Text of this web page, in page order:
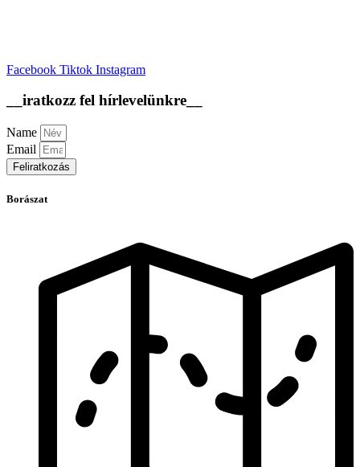
Facebook Tiktok Instagram
__iratkozz fel hírlevelünkre__
Name
Email
Feliratkozás
Borászat